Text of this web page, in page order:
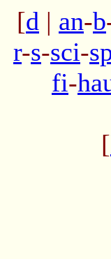
[d | an-b
r-s-sci-
fi-
[